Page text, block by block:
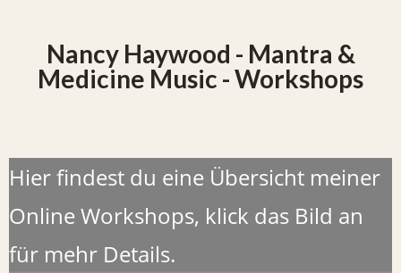
Nancy Haywood - Mantra &
Medicine Music - Workshops
Hier findest du eine Übersicht meiner
Online Workshops, klick das Bild an
für mehr Details.